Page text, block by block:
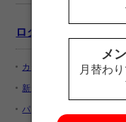
ログイン
カートを見る
新規ユーザー登録
パスワードをお忘れですか ?
メ
月替わ